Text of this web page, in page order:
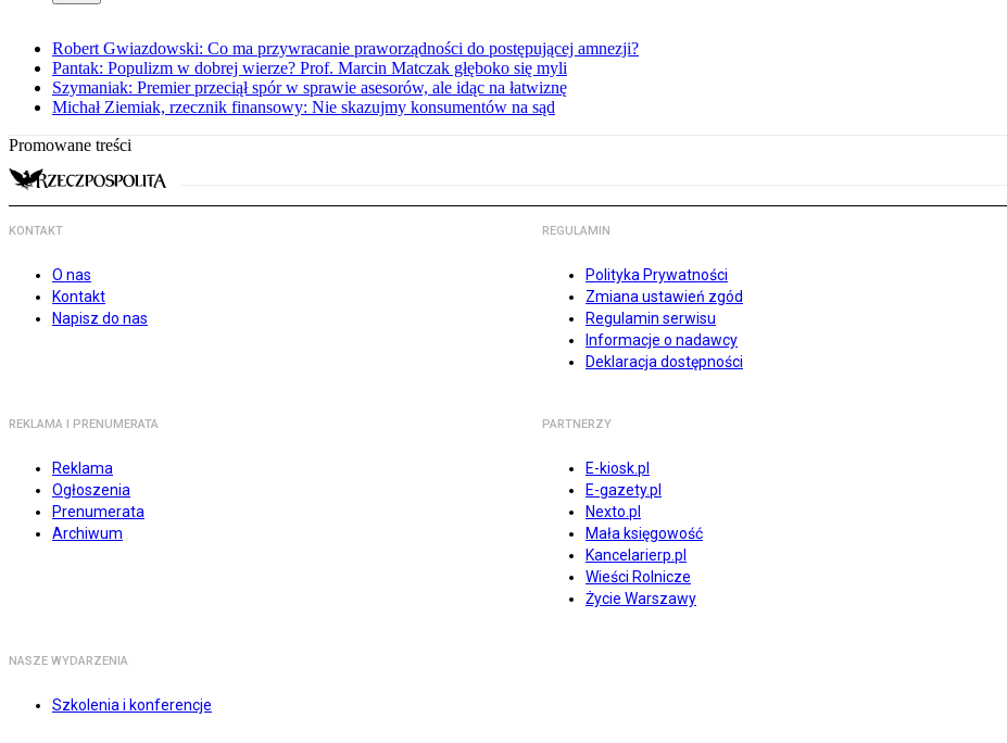
Robert Gwiazdowski: Co ma przywracanie praworządności do postępującej amnezji?
Pantak: Populizm w dobrej wierze? Prof. Marcin Matczak głęboko się myli
Szymaniak: Premier przeciął spór w sprawie asesorów, ale idąc na łatwiznę
Michał Ziemiak, rzecznik finansowy: Nie skazujmy konsumentów na sąd
Promowane treści
KONTAKT
O nas
Kontakt
Napisz do nas
REGULAMIN
Polityka Prywatności
Zmiana ustawień zgód
Regulamin serwisu
Informacje o nadawcy
Deklaracja dostępności
REKLAMA I PRENUMERATA
Reklama
Ogłoszenia
Prenumerata
Archiwum
PARTNERZY
E-kiosk.pl
E-gazety.pl
Nexto.pl
Mała księgowość
Kancelarierp.pl
Wieści Rolnicze
Życie Warszawy
NASZE WYDARZENIA
Szkolenia i konferencje